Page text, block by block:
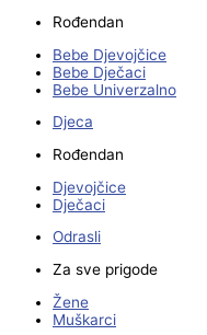
Rođendan
Bebe Djevojčice
Bebe Dječaci
Bebe Univerzalno
Djeca
Rođendan
Djevojčice
Dječaci
Odrasli
Za sve prigode
Žene
Muškarci